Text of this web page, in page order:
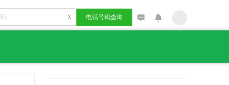
X 电话号码查询